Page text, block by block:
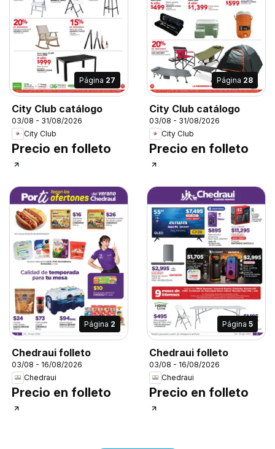
Página 27
City Club catálogo
03/08 - 31/08/2026
City Club
Precio en folleto
Página 28
City Club catálogo
03/08 - 31/08/2026
City Club
Precio en folleto
Página 2
Chedraui folleto
03/08 - 16/08/2026
Chedraui
Precio en folleto
Página 5
Chedraui folleto
03/08 - 16/08/2026
Chedraui
Precio en folleto